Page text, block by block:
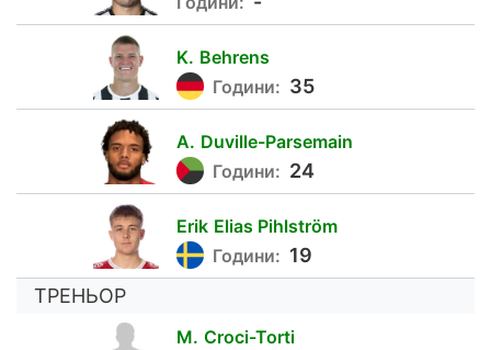
K. Behrens
Години: 35
A. Duville-Parsemain
Години: 24
Erik Elias Pihlström
Години: 19
ТРЕНЬОР
M. Croci-Torti